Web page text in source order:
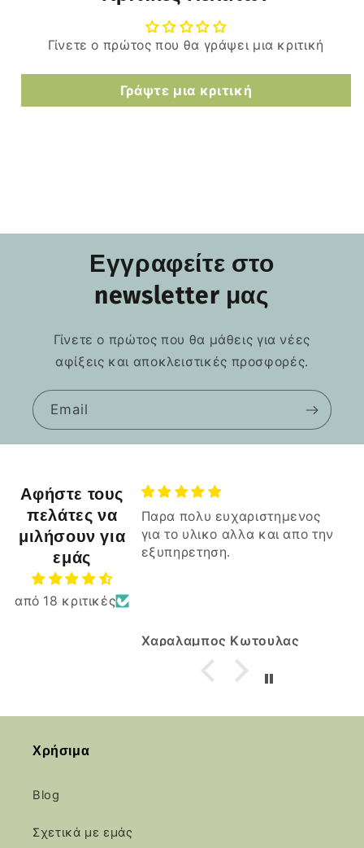
Γίνετε ο πρώτος που θα γράψει μια κριτική
Γράψτε μια κριτική
Εγγραφείτε στο
newsletter μας
Γίνετε ο πρώτος που θα μάθεις για νέες
αφίξεις και αποκλειστικές προσφορές.
Email
Αφήστε τους
πελάτες να
μιλήσουν για
εμάς
από 18 κριτικές
Παρα πολυ ευχαριστημενος
για το υλικο αλλα και απο την
εξυπηρετηση.
Χαραλαμπος Κωτουλας
Χρήσιμα
Blog
Σχετικά με εμάς